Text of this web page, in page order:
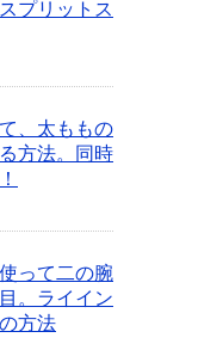
プリットス
、太ももの
方法。同時
って二の腕
。ライイン
方法